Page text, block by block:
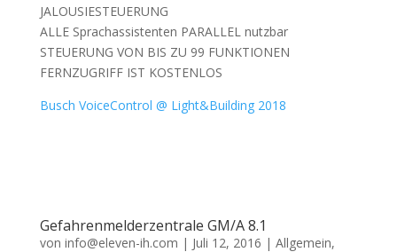
JALOUSIESTEUERUNG
ALLE Sprachassistenten PARALLEL nutzbar
STEUERUNG VON BIS ZU 99 FUNKTIONEN
FERNZUGRIFF IST KOSTENLOS
Busch VoiceControl @ Light&Building 2018
Gefahrenmelderzentrale GM/A 8.1
von info@eleven-ih.com | Juli 12, 2016 | Allgemein,